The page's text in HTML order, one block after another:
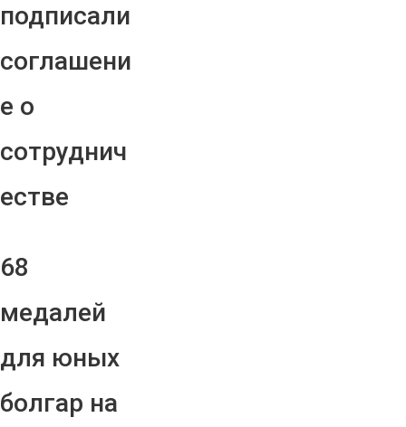
подписали
соглашени
е о
сотруднич
естве
68
медалей
для юных
болгар на